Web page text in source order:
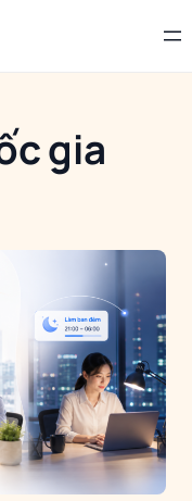
gia